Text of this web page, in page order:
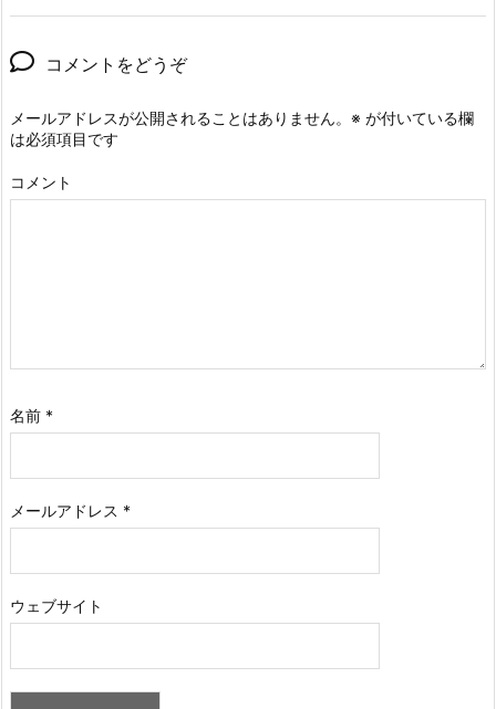
コメントをどうぞ
メールアドレスが公開されることはありません。 ※ が付いている欄
は必須項目です
コメント
名前 *
メールアドレス *
ウェブサイト